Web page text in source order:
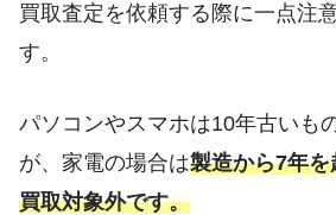
買取査定を依頼する際に一点注
す。
パソコンやスマホは10年古いも
が、家電の場合は製造から7年
買取対象外です。